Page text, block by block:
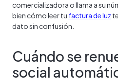
comercializadora o llama a su
bien cómo leer tu factura de luz
dato sin confusión.
Cuándo se
social